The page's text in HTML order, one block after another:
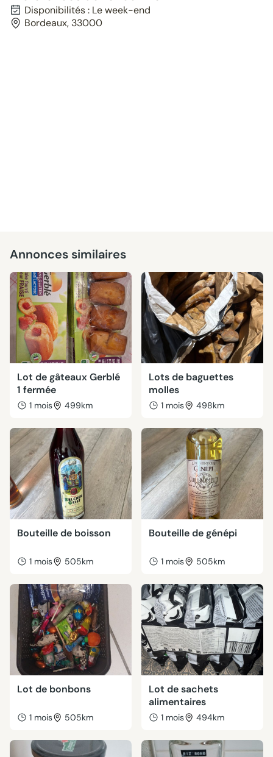
Disponibilités : Le week-end
Bordeaux, 33000
Annonces similaires
Lot de gâteaux Gerblé
1 fermée
1 mois 499km
Lots de baguettes
molles
1 mois 498km
Bouteille de boisson
1 mois 505km
Bouteille de génépi
1 mois 505km
Lot de bonbons
1 mois 505km
Lot de sachets
alimentaires
1 mois 494km